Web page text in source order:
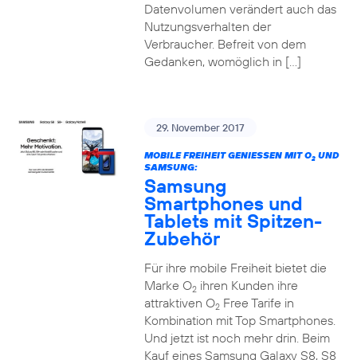
Datenvolumen verändert auch das
Nutzungsverhalten der
Verbraucher. Befreit von dem
Gedanken, womöglich in […]
29. November 2017
MOBILE FREIHEIT GENIESSEN MIT O 2UND
SAMSUNG:
Samsung
Smartphones und
Tablets mit Spitzen-
Zubehör
Für ihre mobile Freiheit bietet die
Marke O2ihren Kunden ihre
attraktiven O2Free Tarife in
Kombination mit Top Smartphones.
Und jetzt ist noch mehr drin. Beim
Kauf eines Samsung Galaxy S8, S8